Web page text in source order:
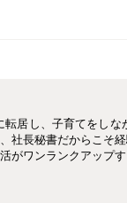
居し、子育てをし
社長秘書だからこそ
がワンランクアップ